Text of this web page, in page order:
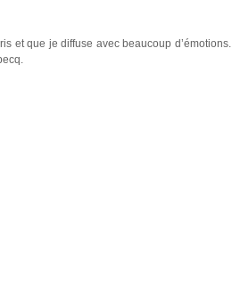
et que je diffuse avec beaucoup d’émotions.